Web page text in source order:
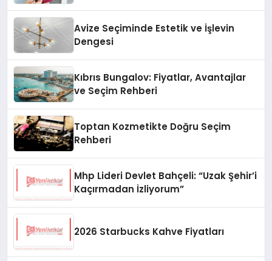
Avize Seçiminde Estetik ve İşlevin
Dengesi
Kıbrıs Bungalov: Fiyatlar, Avantajlar
ve Seçim Rehberi
Toptan Kozmetikte Doğru Seçim
Rehberi
Mhp Lideri Devlet Bahçeli: “Uzak Şehir’i
Kaçırmadan İzliyorum”
2026 Starbucks Kahve Fiyatları